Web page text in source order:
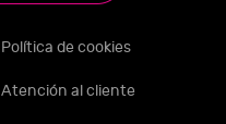
Política de cookies
Atención al cliente